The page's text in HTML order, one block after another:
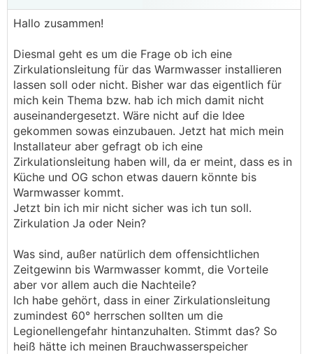
Hallo zusammen!
Diesmal geht es um die Frage ob ich eine
Zirkulationsleitung für das Warmwasser installieren
lassen soll oder nicht. Bisher war das eigentlich für
mich kein Thema bzw. hab ich mich damit nicht
auseinandergesetzt. Wäre nicht auf die Idee
gekommen sowas einzubauen. Jetzt hat mich mein
Installateur aber gefragt ob ich eine
Zirkulationsleitung haben will, da er meint, dass es in
Küche und OG schon etwas dauern könnte bis
Warmwasser kommt.
Jetzt bin ich mir nicht sicher was ich tun soll.
Zirkulation Ja oder Nein?
Was sind, außer natürlich dem offensichtlichen
Zeitgewinn bis Warmwasser kommt, die Vorteile
aber vor allem auch die Nachteile?
Ich habe gehört, dass in einer Zirkulationsleitung
zumindest 60° herrschen sollten um die
Legionellengefahr hintanzuhalten. Stimmt das? So
heiß hätte ich meinen Brauchwasserspeicher